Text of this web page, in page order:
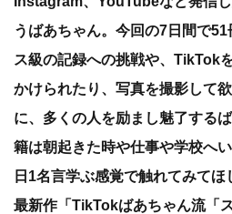
うばあちゃん。今回の7日間で
ス級の記録への挑戦や、TikTok
かけられたり、写真を撮影して
に、多くの人を励まし魅了する
籍は朝起きた時や仕事や学校へ
日1名言学ぶ感覚で触れてみてほ
最新作「TikTokばあちゃん流「